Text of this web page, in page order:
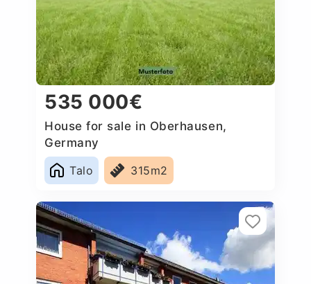
535 000€
House for sale in Oberhausen,
Germany
Talo
315m2